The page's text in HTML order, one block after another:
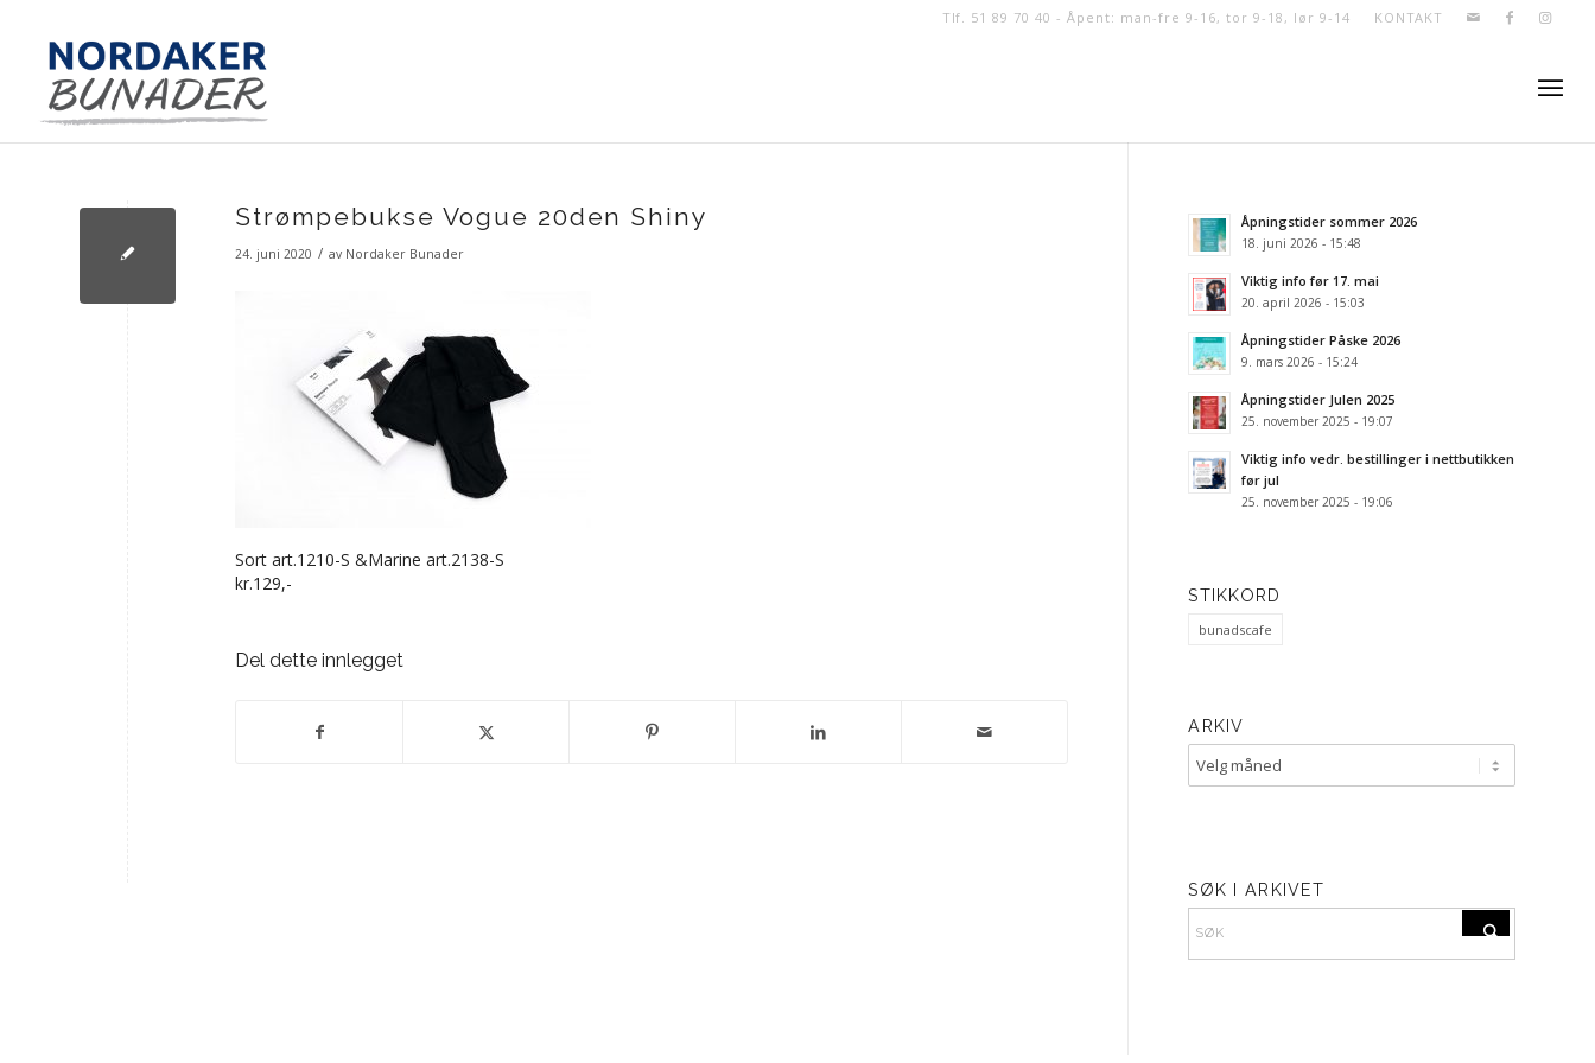
KONTAKT
Tlf. 51 89 70 40 - Åpent: man-fre 9-16, tor 9-18, lør 9-14
Strømpebukse Vogue 20den Shiny
24. juni 2020 / av Nordaker Bunader
Sort art.1210-S &Marine art.2138-S
kr.129,-
Del dette innlegget
Åpningstider sommer 2026
18. juni 2026 - 15:48
Viktig info før 17. mai
20. april 2026 - 15:03
Åpningstider Påske 2026
9. mars 2026 - 15:24
Åpningstider Julen 2025
25. november 2025 - 19:07
Viktig info vedr. bestillinger i nettbutikken
før jul
25. november 2025 - 19:06
STIKKORD
bunadscafe
ARKIV
SØK I ARKIVET